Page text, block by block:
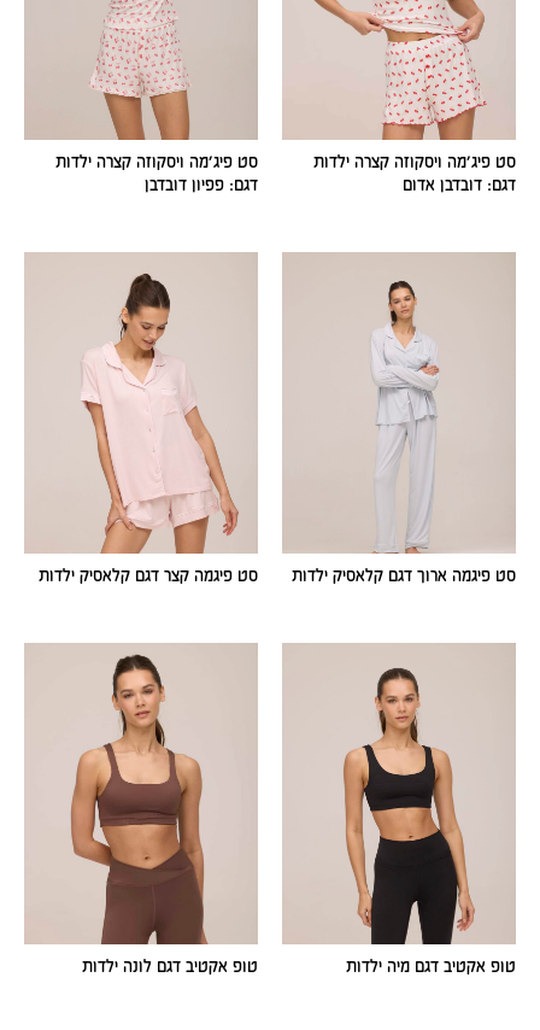
סט פיג׳מה ויסקוזה קצרה ילדות
דגם: דובדבן אדום
סט פיג׳מה ויסקוזה קצרה ילדות
דגם: פפיון דובדבן
סט פיגמה ארוך דגם קלאסיק ילדות סט פיגמה קצר דגם קלאסיק ילדות
טופ אקטיב דגם מיה ילדות טופ אקטיב דגם לונה ילדות